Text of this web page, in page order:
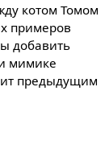
котом Томом
примеров
добавить
мимике
предыдущим